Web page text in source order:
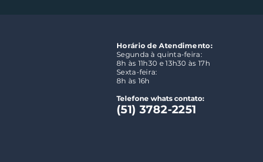
Horário de Atendimento:
Segunda à quinta-feira:
8h às 11h30 e 13h30 às 17h
Sexta-feira:
8h às 16h
Telefone whats contato:
(51) 3782-2251